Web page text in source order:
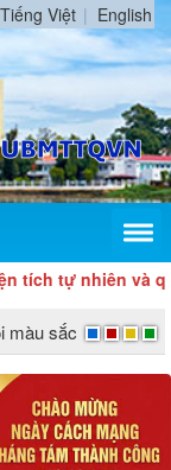
Tiếng Việt English
nhiên và quy
màu sắc